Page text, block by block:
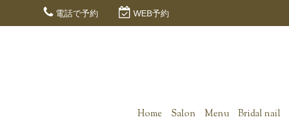
電話で予約 WEB予約
Home Salon Menu Bridal nail